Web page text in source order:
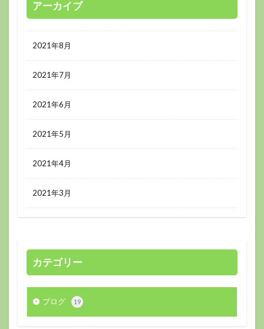
アーカイブ
2021年8月
2021年7月
2021年6月
2021年5月
2021年4月
2021年3月
カテゴリー
ブログ 19